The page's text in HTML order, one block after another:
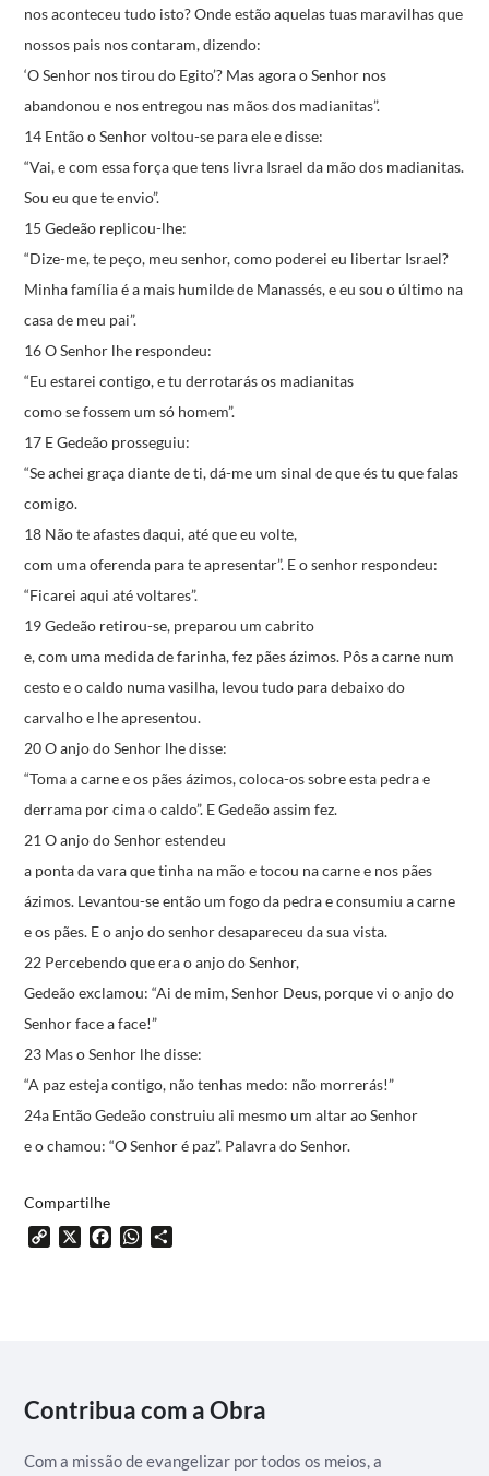
nos aconteceu tudo isto? Onde estão aquelas tuas maravilhas que
nossos pais nos contaram,dizendo:
‘O Senhor nos tirou do Egito’? Mas agora o Senhor nos
abandonou e nos entregou nas mãos dos madianitas”.
14 Então o Senhor voltou-se para ele e disse:
“Vai, e com essa força que tens livra Israel da mão dos madianitas.
Sou eu que te envio”.
15 Gedeão replicou-lhe:
“Dize-me, te peço, meu senhor, como poderei eu libertar Israel?
Minha família é a mais humilde de Manassés, e eu sou o último na
casa de meu pai”.
16 O Senhor lhe respondeu:
“Eu estarei contigo, e tu derrotarás os madianitas
como se fossem um só homem”.
17 E Gedeão prosseguiu:
“Se achei graça diante de ti, dá-me um sinal de que és tu que falas
comigo.
18 Não te afastes daqui, até que eu volte,
com uma oferenda para te apresentar”. E o senhor respondeu:
“Ficarei aqui até voltares”.
19 Gedeão retirou-se, preparou um cabrito
e, com uma medida de farinha, fez pães ázimos. Pôs a carne num
cesto e o caldo numa vasilha, levou tudo para debaixo do
carvalho e lhe apresentou.
20 O anjo do Senhor lhe disse:
“Toma a carne e os pães ázimos, coloca-os sobre esta pedra e
derrama por cima o caldo”. E Gedeão assim fez.
21 O anjo do Senhor estendeu
a ponta da vara que tinha na mão e tocou na carne e nos pães
ázimos. Levantou-se então um fogo da pedra e consumiu a carne
e os pães. E o anjo do senhor desapareceu da sua vista.
22 Percebendo que era o anjo do Senhor,
Gedeão exclamou: “Ai de mim, Senhor Deus, porque vi o anjo do
Senhor face a face!”
23 Mas o Senhor lhe disse:
“A paz esteja contigo, não tenhas medo: não morrerás!”
24a Então Gedeão construiu ali mesmo um altar ao Senhor
e o chamou: “O Senhor é paz”. Palavra do Senhor.
Compartilhe
Copy X FacebookWhatsApp
Contribua com a Obra
Com a missão de evangelizar por todos os meios, a